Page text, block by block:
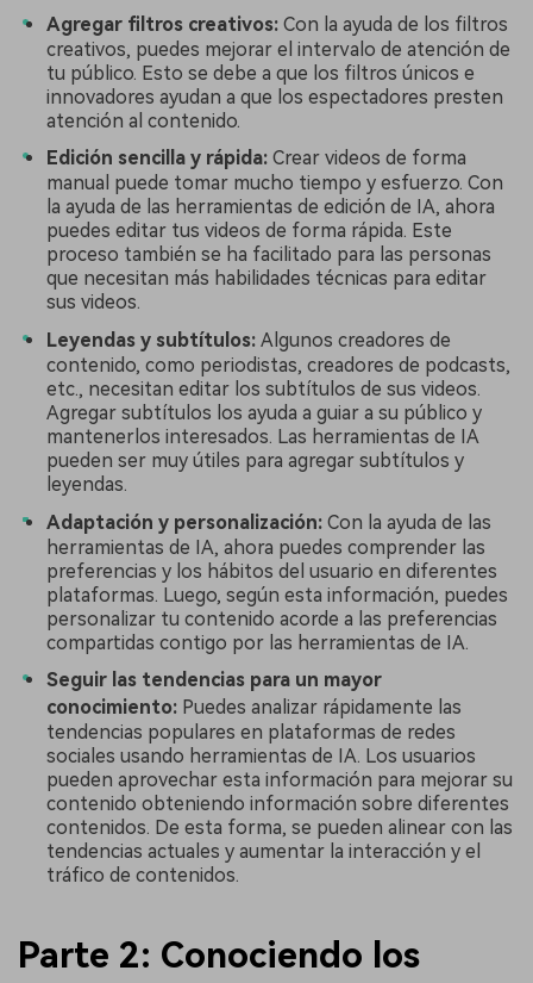
Agregar filtros creativos: Con la ayuda de los filtros
creativos, puedes mejorar el intervalo de atención de
tu público. Esto se debe a que los filtros únicos e
innovadores ayudan a que los espectadores presten
atención al contenido.
Edición sencilla y rápida: Crear videos de forma
manual puede tomar mucho tiempo y esfuerzo. Con
la ayuda de las herramientas de edición de IA, ahora
puedes editar tus videos de forma rápida. Este
proceso también se ha facilitado para las personas
que necesitan más habilidades técnicas para editar
sus videos.
Leyendas y subtítulos: Algunos creadores de
contenido, como periodistas, creadores de podcasts,
etc., necesitan editar los subtítulos de sus videos.
Agregar subtítulos los ayuda a guiar a su público y
mantenerlos interesados. Las herramientas de IA
pueden ser muy útiles para agregar subtítulos y
leyendas.
Adaptación y personalización: Con la ayuda de las
herramientas de IA, ahora puedes comprender las
preferencias y los hábitos del usuario en diferentes
plataformas. Luego, según esta información, puedes
personalizar tu contenido acorde a las preferencias
compartidas contigo por las herramientas de IA.
Seguir las tendencias para un mayor
conocimiento: Puedes analizar rápidamente las
tendencias populares en plataformas de redes
sociales usando herramientas de IA. Los usuarios
pueden aprovechar esta información para mejorar su
contenido obteniendo información sobre diferentes
contenidos. De esta forma, se pueden alinear con las
tendencias actuales y aumentar la interacción y el
tráfico de contenidos.
󠀰Parte 2: Conociendo los